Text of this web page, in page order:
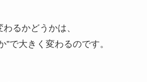
るかどうかは、
”で大きく変わるのです。